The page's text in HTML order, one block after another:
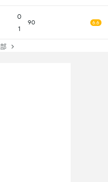
0
1
90 6.6